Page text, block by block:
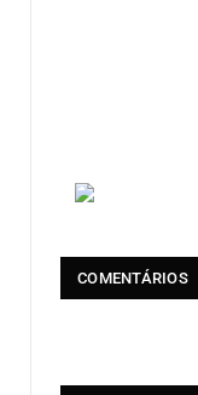
COMENTÁRIOS